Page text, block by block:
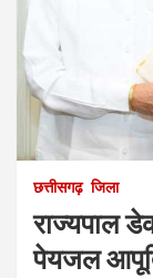
छत्तीसगढ़ जिला
राज्यपाल
पेयजल